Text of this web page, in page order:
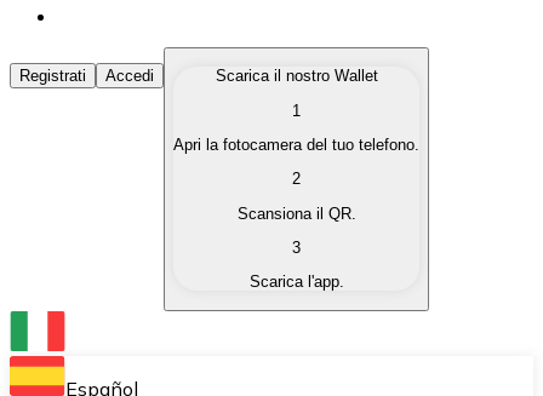
Acquista Criptovalute
Acquista le criptovalute che ti interessano in modo
Converti le tue criptovalute in valuta fiat quando ne
Scambia una criptovaluta con un'altra
Conserva le tue cripto in un Wallet self-custodial.
Registrati Accedi
Scarica il nostro Wallet
1
Apri la fotocamera del tuo telefono.
2
Scansiona il QR.
3
Scarica l'app.
Español